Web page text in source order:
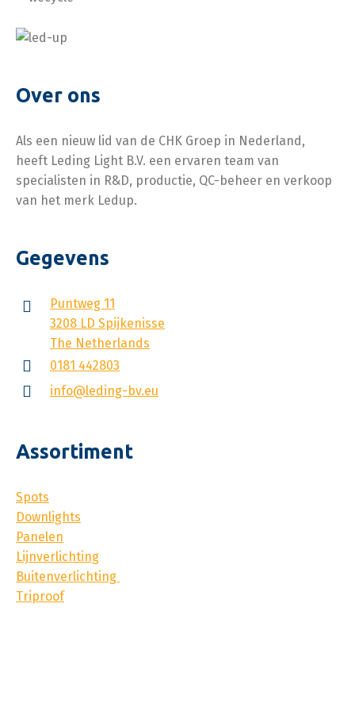
en Dubbel
Over ons
Als een nieuw lid van de CHK Groep in Nederland,
heeft Leding Light B.V. een ervaren team van
specialisten in R&D, productie, QC-beheer en verkoop
van het merk Ledup.
Gegevens
Puntweg 11
3208 LD Spijkenisse
The Netherlands
0181 442803
info@leding-bv.eu
Assortiment
Spots
Downlights
Panelen
Lijnverlichting
Buitenverlichting
Triproof